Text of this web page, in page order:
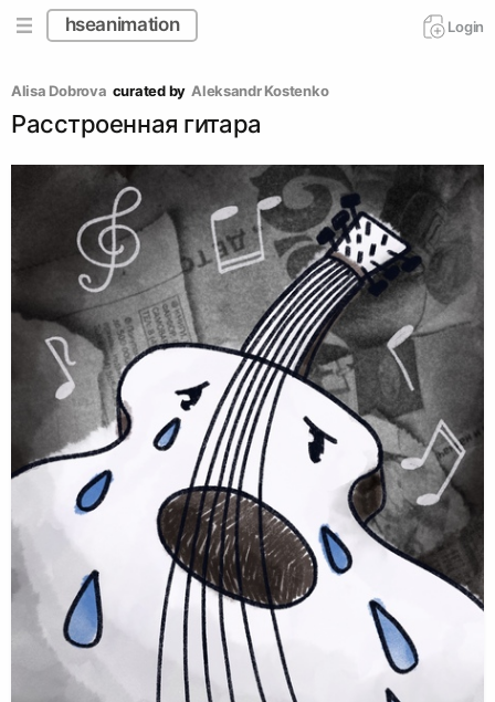
hseanimation Login
Alisa Dobrova curated by Аleksandr Kostenko
Расстроенная гитара